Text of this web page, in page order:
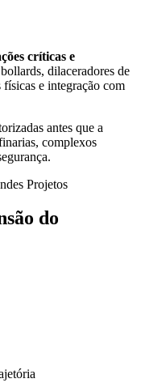
críticas e
dilaceradores de
físicas e integração com
antes que a
complexos
Projetos
do